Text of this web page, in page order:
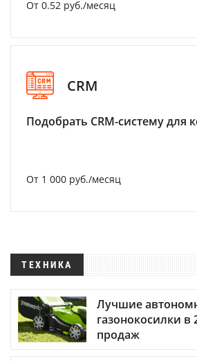
От 0.52 руб./месяц
CRM
Подобрать CRM-систему для
От 1 000 руб./месяц
ТЕХНИКА
Лучшие
газонокосилки в
продаж